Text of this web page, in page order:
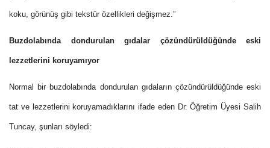
koku, görünüş gibi tekstür özellikleri değişmez.”
Buzdolabında dondurulan gıdalar çözündürüldüğünde eski
lezzetlerini koruyamıyor
Normal bir buzdolabında dondurulan gıdaların çözündürüldüğünde eski
tat ve lezzetlerini koruyamadıklarını ifade eden Dr. Öğretim Üyesi Salih
Tuncay, şunları söyledi: